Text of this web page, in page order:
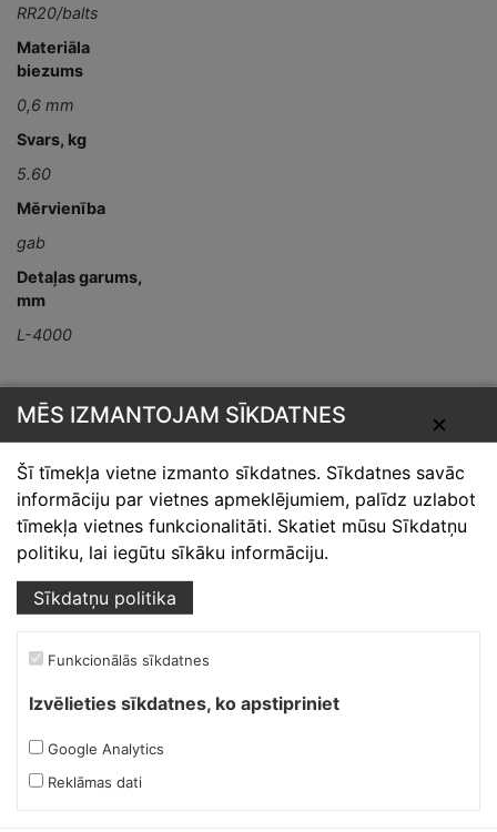
RR20/balts
Materiāla
biezums
0,6 mm
Svars, kg
5.60
Mērvienība
gab
Detaļas garums,
mm
L-4000
Skārdnieks M
Ofiss, ražošana, noliktava.
Priekuļi, Cēsu novads.
E-pasts:skardnieksm@skardnieciba.lv
Darba laiki
✕
MĒS IZMANTOJAM SĪKDATNES
Šī tīmekļa vietne izmanto sīkdatnes. Sīkdatnes savāc
informāciju par vietnes apmeklējumiem, palīdz uzlabot
tīmekļa vietnes funkcionalitāti. Skatiet mūsu Sīkdatņu
politiku, lai iegūtu sīkāku informāciju.
Sīkdatņu politika
Funkcionālās sīkdatnes
Izvēlieties sīkdatnes, ko apstipriniet
Google Analytics
Reklāmas dati